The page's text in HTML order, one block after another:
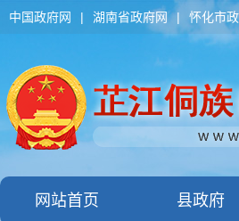
中国政府网 | 湖南省政府网 | 怀化市
网站首页 县政府